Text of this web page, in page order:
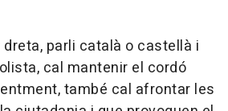
parli català o castellà i
cal mantenir el cordó
també cal afrontar les